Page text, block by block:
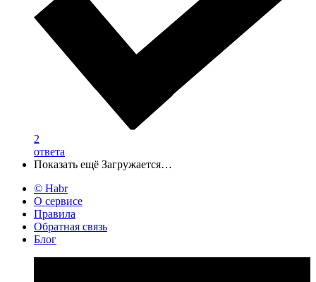
2
ответа
Показать ещё Загружается…
© Habr
О сервисе
Правила
Обратная связь
Блог